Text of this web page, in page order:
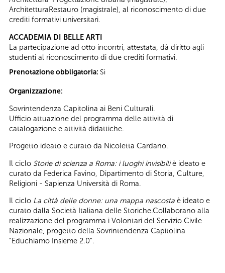
ArchitetturaRestauro (magistrale), al riconoscimento di due
crediti formativi universitari.
ACCADEMIA DI BELLE ARTI
La partecipazione ad otto incontri, attestata, dà diritto agli
studenti al riconoscimento di due crediti formativi.
Prenotazione obbligatoria: Sì
Organizzazione:
Sovrintendenza Capitolina ai Beni Culturali.
Ufficio attuazione del programma delle attività di
catalogazione e attività didattiche.
Progetto ideato e curato da Nicoletta Cardano.
Il ciclo Storie di scienza a Roma: i luoghi invisibiliè ideato e
curato da Federica Favino, Dipartimento di Storia, Culture,
Religioni - Sapienza Università di Roma.
Il ciclo La città delle donne: una mappa nascosta è ideato e
curato dalla Società Italiana delle Storiche.Collaborano alla
realizzazione del programma i Volontari del Servizio Civile
Nazionale, progetto della Sovrintendenza Capitolina
“Educhiamo Insieme 2.0”.